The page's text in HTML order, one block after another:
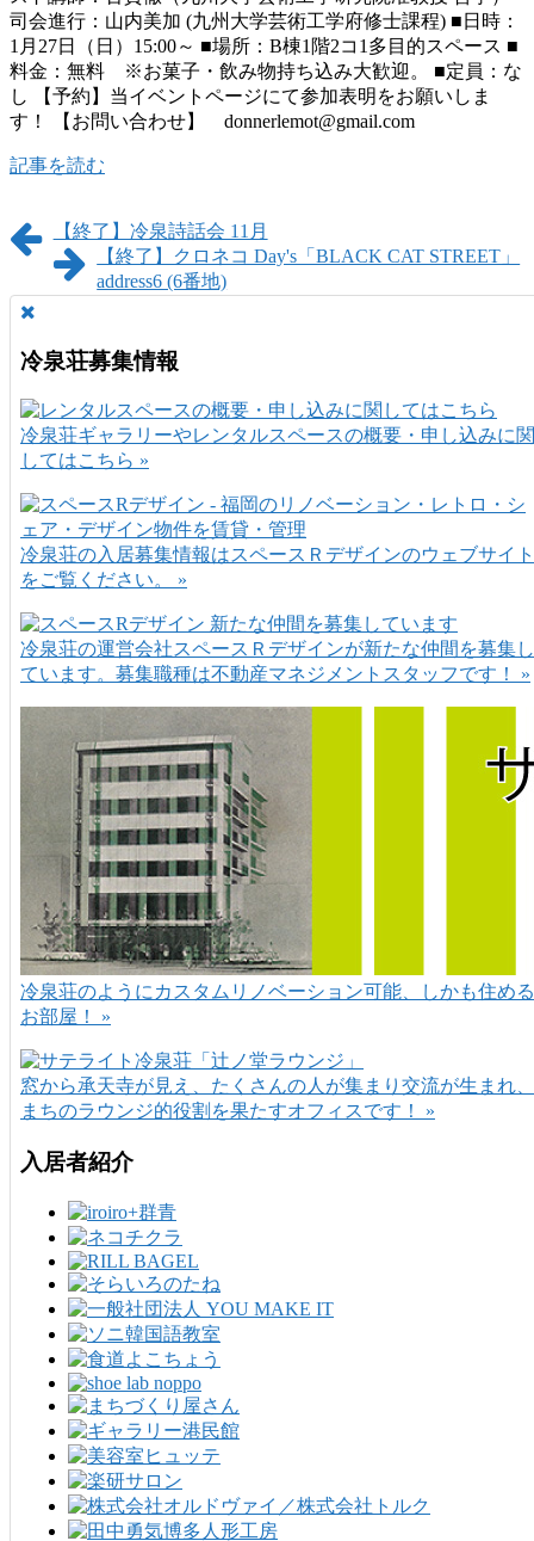
司会進行：山内美加 (九州大学芸術工学府修士課程) ■日時：
1月27日（日）15:00～ ■場所：B棟1階2コ1多目的スペース ■
料金：無料 ※お菓子・飲み物持ち込み大歓迎。 ■定員：な
し 【予約】当イベントページにて参加表明をお願いしま
す！ 【お問い合わせ】 donnerlemot@gmail.com
記事を読む
【終了】冷泉詩話会 11月
【終了】クロネコ Day's「BLACK CAT STREET」
address6 (6番地)
冷泉荘募集情報
冷泉荘ギャラリーやレンタルスペースの概要・申し込みに関
してはこちら »
冷泉荘の入居募集情報はスペースＲデザインのウェブサイト
をご覧ください。 »
冷泉荘の運営会社スペースＲデザインが新たな仲間を募集し
ています。募集職種は不動産マネジメントスタッフです！ »
冷泉荘のようにカスタムリノベーション可能、しかも住める
お部屋！ »
窓から承天寺が見え、たくさんの人が集まり交流が生まれ、
まちのラウンジ的役割を果たすオフィスです！ »
入居者紹介